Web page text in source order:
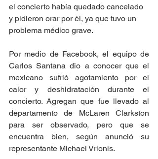
el concierto había quedado cancelado
y pidieron orar por él, ya que tuvo un
problema médico grave.
Por medio de Facebook, el equipo de
Carlos Santana dio a conocer que el
mexicano sufrió agotamiento por el
calor y deshidratación durante el
concierto. Agregan que fue llevado al
departamento de McLaren Clarkston
para ser observado, pero que se
encuentra bien, según anunció su
representante Michael Vrionis.